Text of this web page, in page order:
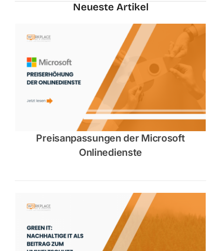
Neueste Artikel
Preisanpassungen der Microsoft
Onlinedienste